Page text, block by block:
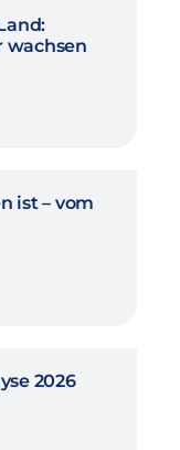
wachsen
ist – vom
2026